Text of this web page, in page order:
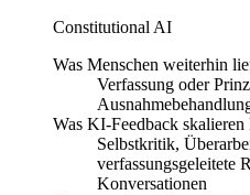
Constitutional AI
Was Menschen weiterhin
Verfassung oder
Was KI-Feedback skalieren
Selbstkritik,
verfassungsgeleitete
Konversationen